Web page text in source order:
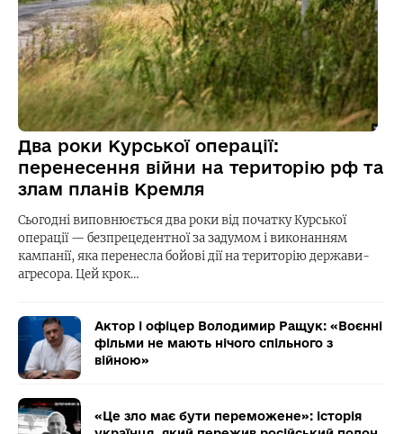
Два роки Курської операції:
перенесення війни на територію рф та
злам планів Кремля
Сьогодні виповнюється два роки від початку Курської
операції — безпрецедентної за задумом і виконанням
кампанії, яка перенесла бойові дії на територію держави-
агресора. Цей крок…
Актор і офіцер Володимир Ращук: «Воєнні
фільми не мають нічого спільного з
війною»
«Це зло має бути переможене»: історія